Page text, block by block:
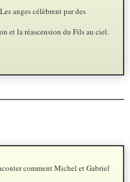
anges célèbrent par des
et la réascension du Fils au ciel.
comment Michel et Gabriel